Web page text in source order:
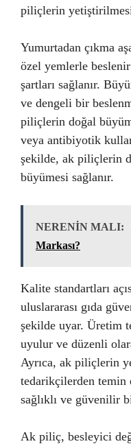
piliçlerin yetiştirilmesi
Yumurtadan çıkma
özel yemlerle
şartları sağlanır.
ve dengeli bir
piliçlerin doğal
veya antibiyotik
şekilde, ak piliçlerin
büyümesi sağlanır.
NERENİN MALI:
Markası?
Kalite standartları
uluslararası gıda
şekilde uyar. Üretim
uyulur ve düzenli
Ayrıca, ak piliçlerin
tedarikçilerden
sağlıklı ve güvenilir
Ak piliç, besleyici